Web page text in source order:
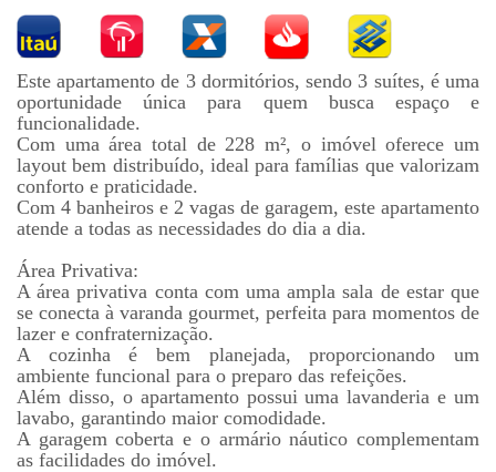
Este apartamento de 3 dormitórios, sendo 3 suítes, é uma
oportunidade única para quem busca espaço e
funcionalidade.
Com uma área total de 228 m², o imóvel oferece um
layout bem distribuído, ideal para famílias que valorizam
conforto e praticidade.
Com 4 banheiros e 2 vagas de garagem, este apartamento
atende a todas as necessidades do dia a dia.
Área Privativa:
A área privativa conta com uma ampla sala de estar que
se conecta à varanda gourmet, perfeita para momentos de
lazer e confraternização.
A cozinha é bem planejada, proporcionando um
ambiente funcional para o preparo das refeições.
Além disso, o apartamento possui uma lavanderia e um
lavabo, garantindo maior comodidade.
A garagem coberta e o armário náutico complementam
as facilidades do imóvel.